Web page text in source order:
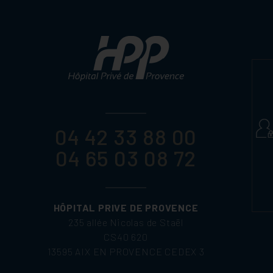
04 42 33 88 00
04 65 03 08 72
HÔPITAL PRIVE DE PROVENCE
235 allée Nicolas de Staël
CS40 620
13595 AIX EN PROVENCE CEDEX 3